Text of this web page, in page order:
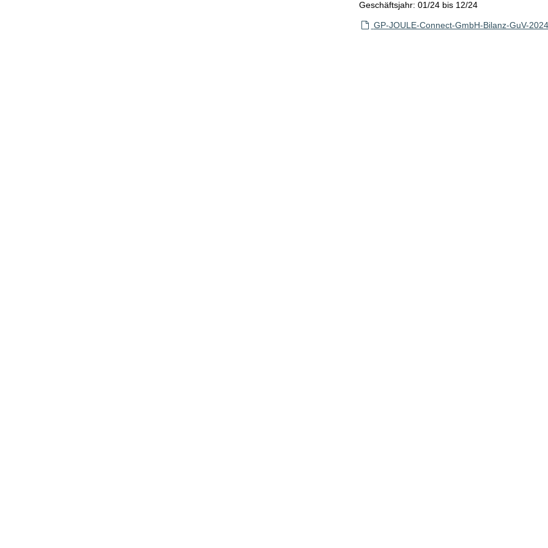
Geschäftsjahr: 01/24 bis 12/24
GP-JOULE-Connect-GmbH-Bilanz-GuV-